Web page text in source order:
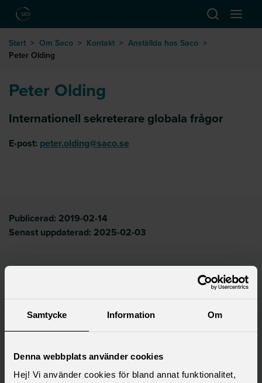
Samtycke Information Om
Denna webbplats använder cookies
Hej! Vi använder cookies för bland annat funktionalitet,
Hoppa till huvudinnehåll Öppna
Start > Om Saco > Kontakt > Anställda hos Saco >
Peter Olding
Peter Olding
Internationell sekreterare globala frågor
E-post: peter.olding@saco.se
Publicerad: 2019-02-14
Senast uppdaterad: 2025-02-03
Saco samlar 21 svenska
akademikerförbund